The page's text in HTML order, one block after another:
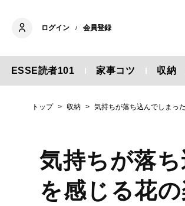
ログイン / 会員登録
ESSE読者101 家事コツ 収納
トップ 収納 気持ちが落ち込んでしまっ
気持ちが落
を感じる花